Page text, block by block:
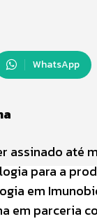
WhatsApp
assinado até
para a
em
em parceria